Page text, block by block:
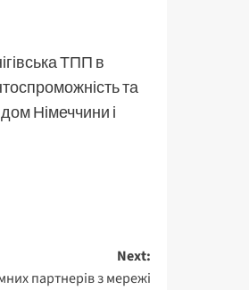
ТПП в
та
Німеччини і
Next:
партнерів з мережі